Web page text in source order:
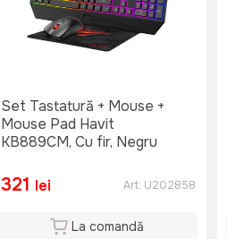
Set Tastatură + Mouse +
Mouse Pad Havit
KB889CM, Cu fir, Negru
321 lei Art: U202858
La comandă